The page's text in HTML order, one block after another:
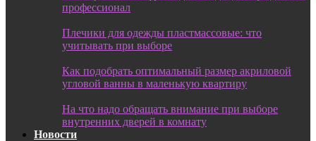
профессионал
Плечики для одежды пластмассовые: что
учитывать при выборе
Как подобрать оптимальный размер акриловой
угловой ванны в маленькую квартиру
На что надо обращать внимание при выборе
внутренних дверей в комнату
Новости